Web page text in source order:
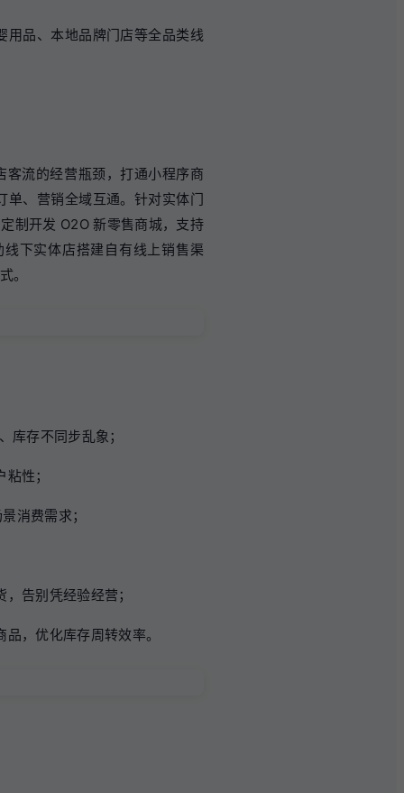
用品、本地品牌门店等全品类线
客流的经营瓶颈，打通小程序商
单、营销全域互通。针对实体门
制开发 O2O 新零售商城，支持
下实体店搭建自有线上销售渠
。
库存不同步乱象；
性；
消费需求；
告别凭经验经营；
，优化库存周转效率。